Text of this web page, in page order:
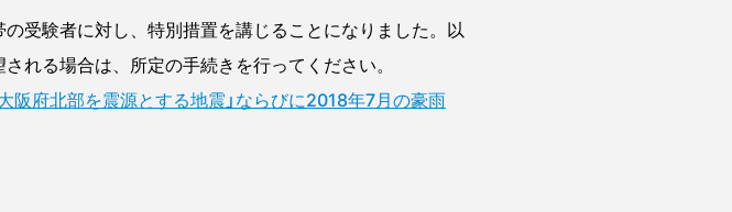
受験者に対し、特別措置を講じることになりました。以
れる場合は、所定の手続きを行ってください。
阪府北部を震源とする地震」ならびに2018年7月の豪雨